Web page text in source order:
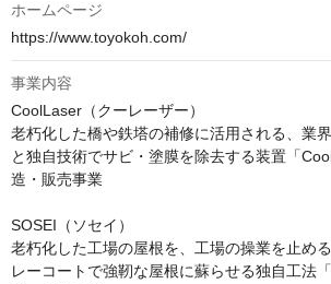
ホームページ
https://www.toyokoh.com/
事業内容
CoolLaser（クーレーザー）
老朽化した橋や鉄塔の補修に活用される、業
と独自技術でサビ・塗膜を除去する装置「
造・販売事業
SOSEI（ソセイ）
老朽化した工場の屋根を、工場の操業を止め
レーコートで強靭な屋根に蘇らせる独自工法